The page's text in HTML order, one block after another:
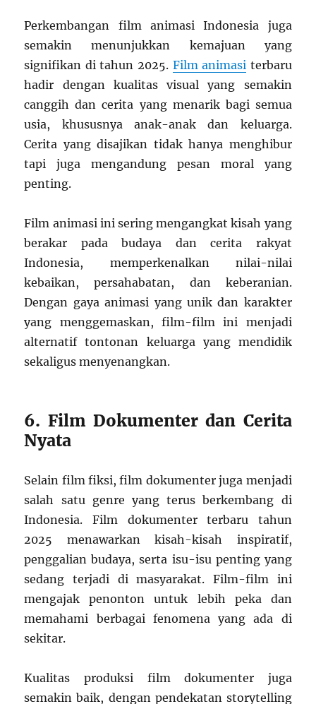
Perkembangan film animasi Indonesia juga
semakin menunjukkan kemajuan yang
signifikan di tahun 2025. Film animasi terbaru
hadir dengan kualitas visual yang semakin
canggih dan cerita yang menarik bagi semua
usia, khususnya anak-anak dan keluarga.
Cerita yang disajikan tidak hanya menghibur
tapi juga mengandung pesan moral yang
penting.
Film animasi ini sering mengangkat kisah yang
berakar pada budaya dan cerita rakyat
Indonesia, memperkenalkan nilai-nilai
kebaikan, persahabatan, dan keberanian.
Dengan gaya animasi yang unik dan karakter
yang menggemaskan, film-film ini menjadi
alternatif tontonan keluarga yang mendidik
sekaligus menyenangkan.
6. Film Dokumenter dan Cerita
Nyata
Selain film fiksi, film dokumenter juga menjadi
salah satu genre yang terus berkembang di
Indonesia. Film dokumenter terbaru tahun
2025 menawarkan kisah-kisah inspiratif,
penggalian budaya, serta isu-isu penting yang
sedang terjadi di masyarakat. Film-film ini
mengajak penonton untuk lebih peka dan
memahami berbagai fenomena yang ada di
sekitar.
Kualitas produksi film dokumenter juga
semakin baik, dengan pendekatan storytelling